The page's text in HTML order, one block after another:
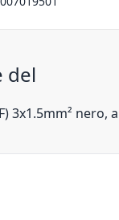
del
3x1.5mm² nero,